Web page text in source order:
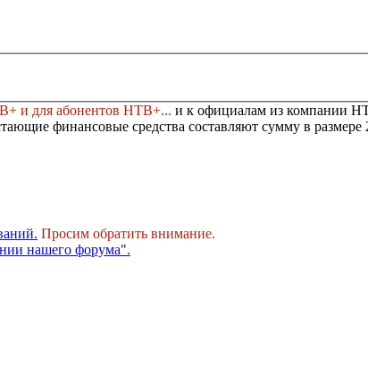
и для абонентов НТВ+... и к официалам из компании
финансовые средства составляют сумму в размере
Просим обратить внимание.
нашего форума".